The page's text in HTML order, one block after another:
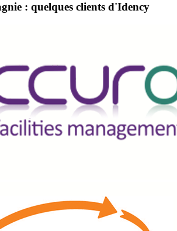
: quelques clients d'Idency